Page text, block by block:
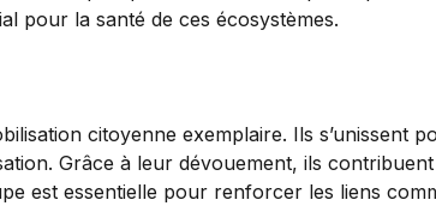
pour la santé de ces écosystèmes.
citoyenne exemplaire. Ils s’unissent
Grâce à leur dévouement, ils
est essentielle pour renforcer les liens